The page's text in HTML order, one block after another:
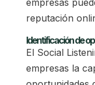
empresas
reputación
Identificación de
El Social
empresas la